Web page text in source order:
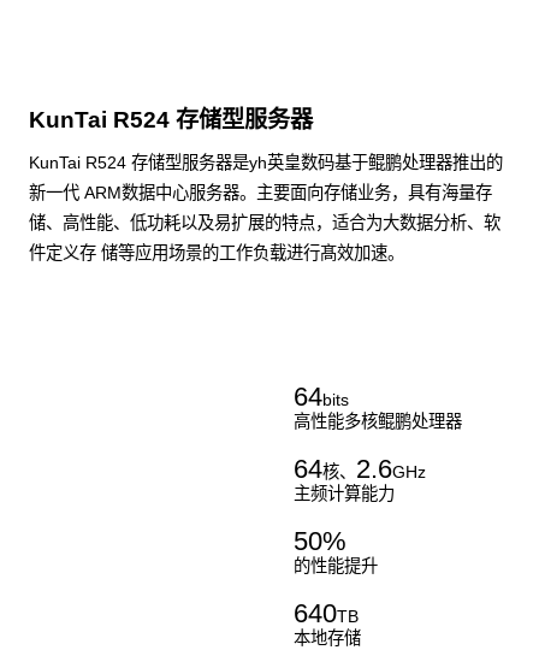
KunTai R524 存储型服务器
KunTai R524 存储型服务器是yh英皇数码基于鲲鹏处理器推出的
新一代 ARM数据中心服务器。主要面向存储业务，具有海量存
储、高性能、低功耗以及易扩展的特点，适合为大数据分析、软
件定义存 储等应用场景的工作负载进行髙效加速。
64bits
高性能多核鲲鹏处理器
64核、 2.6GHz
主频计算能力
50%
的性能提升
640TB
本地存储